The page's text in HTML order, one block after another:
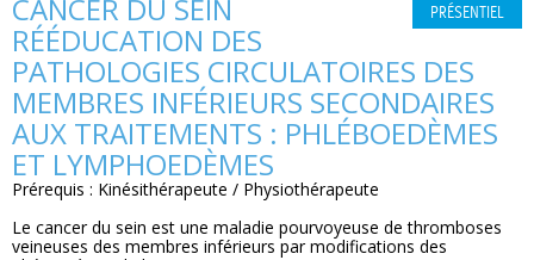
PRÉSENTIEL
CANCER DU SEIN 
RÉÉDUCATION DES
PATHOLOGIES CIRCULATOIRES DES
MEMBRES INFÉRIEURS SECONDAIRES
AUX TRAITEMENTS : PHLÉBOEDÈMES
ET LYMPHOEDÈMES
Prérequis : Kinésithérapeute / Physiothérapeute
Le cancer du sein est une maladie pourvoyeuse de thromboses
veineuses des membres inférieurs par modifications des